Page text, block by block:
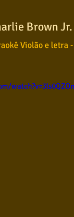
Violão
Brown Jr.
Violão e letra